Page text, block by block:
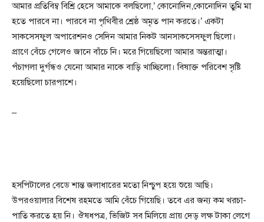
আমার প্রতিবিম্ব বিশ্রি হেসে আমাকে বলছিলো,’ কোনোদিন,কোনোদিন তুমি মা
হতে পারবে না। পারবে না পৃথিবীর শ্রেষ্ঠ অমৃত পান করতে।’ একটা
সাকসেসফুল অপারেশনও সেদিন আমার নিকট আনসাকসেসফুল ছিলো।
প্রাণে বেঁচে গেলেও জানে বাঁচে নি। মরে গিয়েছিলো আমার অন্তরাত্মা।
পঁচাগলা দুর্গন্ধও যেনো আমার নাকে বাড়ি খাচ্ছিলো। বিষাক্ত পরিবেশ সৃষ্টি
হয়েছিলো চারপাশে।
–
হসপিটালের বেডে শান্ত জলাধারের মতো নিশ্চুপ হয়ে শুয়ে আছি।
উপরওয়ালার বিশেষ রহমতে আমি বেঁচে গিয়েছি। তবে এর জন্য কম খরচা-
পাতি করতে হয় নি। ঔষধপত্র, ভিজিট সব মিলিয়ে প্রায় দেড় লক্ষ টাকা লেগে